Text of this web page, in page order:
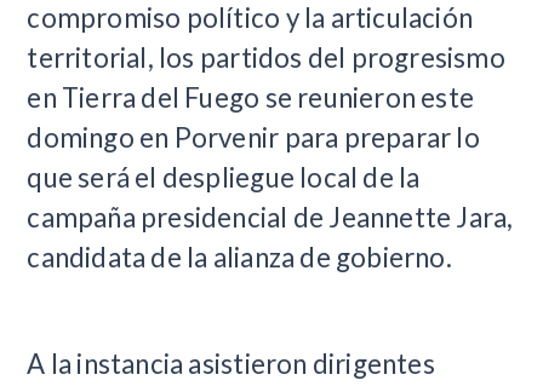
compromiso político y la articulación
territorial, los partidos del progresismo
en Tierra del Fuego se reunieron este
domingo en Porvenir para preparar lo
que será el despliegue local de la
campaña presidencial de Jeannette Jara,
candidata de la alianza de gobierno.
A la instancia asistieron dirigentes